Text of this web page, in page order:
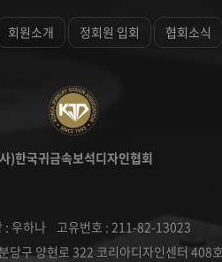
회원소개 정회원 입회 협회소식
)한국귀금속보석디자인협회
: 우하나 고유번호 : 211-82-13023
당구 양현로 322 코리아디자인센터 408